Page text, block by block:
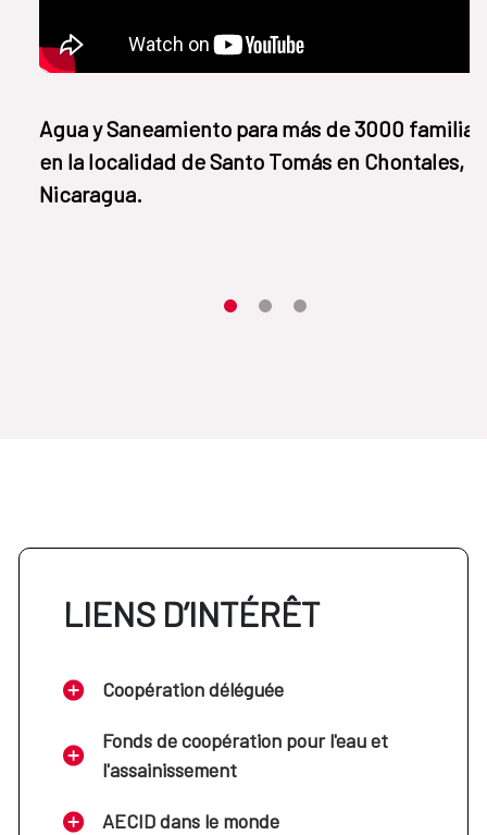
​​Agua y Saneamiento para más de 3000 familias
en la localidad de Santo Tomás en Chontales,
Nicaragua.
Item 1Item2Item3
LIENS D’INTÉRÊT
Coopération déléguée
Fonds de coopération pour l'eau et
l'assainissement
AECID dans le monde